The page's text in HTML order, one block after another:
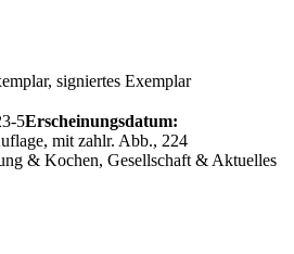
signiertes Exemplar
5Erscheinungsdatum:
mit zahlr. Abb., 224
& Kochen, Gesellschaft & Aktuelles